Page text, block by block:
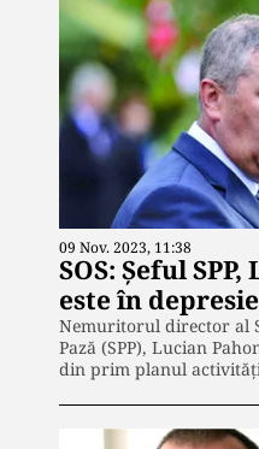
09 Nov. 2023, 11:38
SOS: Șeful
este în depresie
Nemuritorul director al
Pază (SPP), Lucian
din prim planul